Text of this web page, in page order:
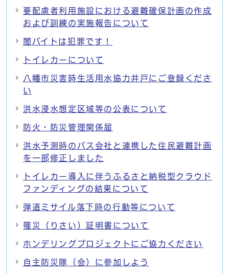
要配慮者利用施設における避難確保計画の作成
および訓練の実施報告について
闇バイトは犯罪です！
トイレカーについて
八幡市災害時生活用水協力井戸にご登録くださ
い
洪水浸水想定区域等の公表について
防火・防災管理関係届
洪水予測時のバス会社と連携した住民避難計画
を一部修正しました
トイレカー導入に伴うふるさと納税型クラウド
ファンディングの結果について
弾道ミサイル落下時の行動等について
罹災（りさい）証明書について
ホンデリングプロジェクトにご協力ください
自主防災隊（会）に参加しよう